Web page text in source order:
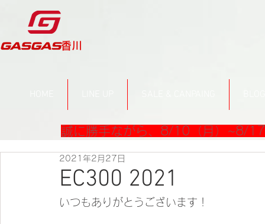
​香川
誠に勝手ながら、8/10（月）~8/
EC300 2021
2021年2月27日
いつもありがとうございます！